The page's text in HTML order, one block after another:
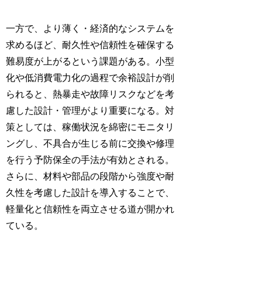
一方で、より薄く・経済的なシステムを
求めるほど、耐久性や信頼性を確保する
難易度が上がるという課題がある。小型
化や低消費電力化の過程で余裕設計が削
られると、熱暴走や故障リスクなどを考
慮した設計・管理がより重要になる。対
策としては、稼働状況を綿密にモニタリ
ングし、不具合が生じる前に交換や修理
を行う予防保全の手法が有効とされる。
さらに、材料や部品の段階から強度や耐
久性を考慮した設計を導入することで、
軽量化と信頼性を両立させる道が開かれ
ている。